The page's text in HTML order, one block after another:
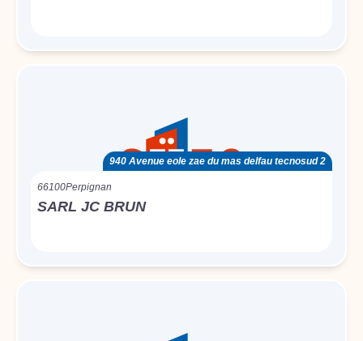
940 Avenue eole zae du mas delfau tecnosud 2
66100Perpignan
SARL JC BRUN